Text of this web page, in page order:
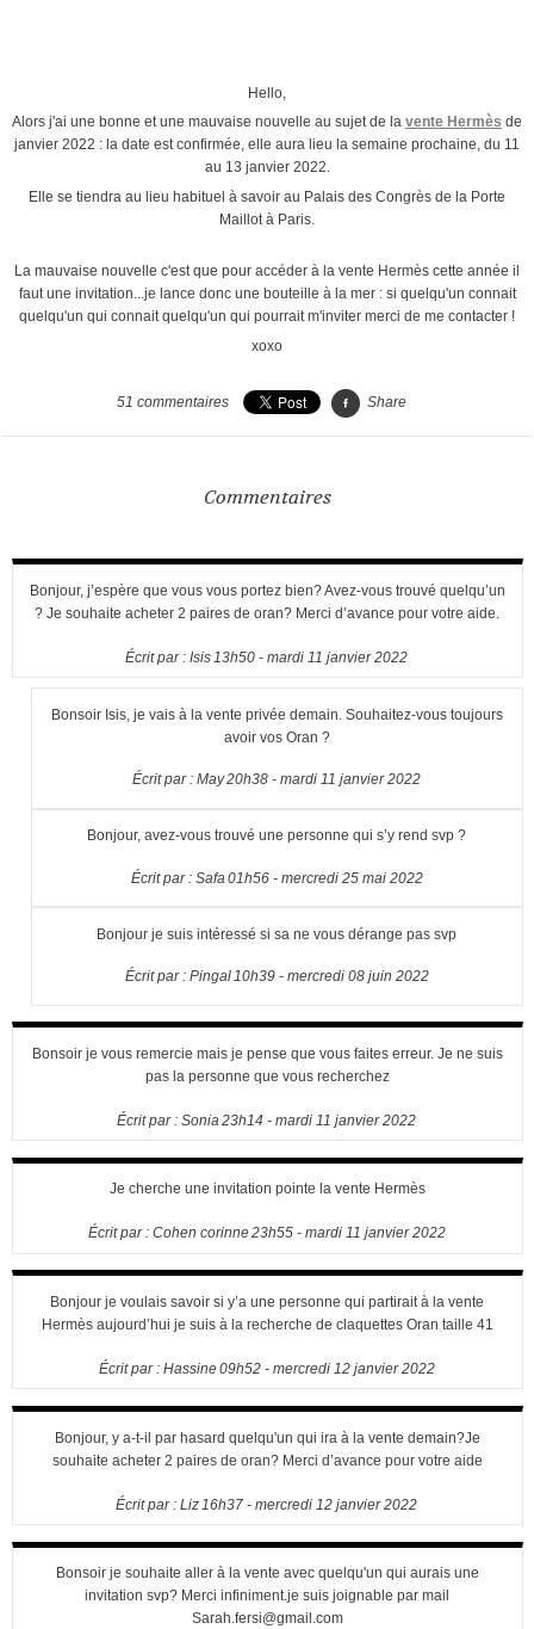
Hello,
Alors j'ai une bonne et une mauvaise nouvelle au sujet de la vente Hermès de
janvier 2022 : la date est confirmée, elle aura lieu la semaine prochaine, du 11
au 13 janvier 2022.
Elle se tiendra au lieu habituel à savoir au Palais des Congrès de la Porte
Maillot à Paris.
La mauvaise nouvelle c'est que pour accéder à la vente Hermès cette année il
faut une invitation...je lance donc une bouteille à la mer : si quelqu'un connait
quelqu'un qui connait quelqu'un qui pourrait m'inviter merci de me contacter !
xoxo
51 commentaires Share
Commentaires
Bonjour, j’espère que vous vous portez bien? Avez-vous trouvé quelqu’un
? Je souhaite acheter 2 paires de oran? Merci d’avance pour votre aide.
Écrit par :Isis 13h50 -mardi 11 janvier 2022
Bonsoir Isis, je vais à la vente privée demain. Souhaitez-vous toujours
avoir vos Oran ?
Écrit par :May20h38 -mardi 11 janvier 2022
Bonjour, avez-vous trouvé une personne qui s’y rend svp ?
Écrit par : Safa 01h56- mercredi 25 mai 2022
Bonjour je suis intéressé si sa ne vous dérange pas svp
Écrit par : Pingal10h39- mercredi 08 juin 2022
Bonsoir je vous remercie mais je pense que vous faites erreur. Je ne suis
pas la personne que vous recherchez
Écrit par :Sonia 23h14 -mardi 11 janvier 2022
Je cherche une invitation pointe la vente Hermès
Écrit par : Cohen corinne23h55- mardi 11 janvier 2022
Bonjour je voulais savoir si y’a une personne qui partirait à la vente
Hermès aujourd’hui je suis à la recherche de claquettes Oran taille 41
Écrit par : Hassine09h52- mercredi 12 janvier 2022
Bonjour, y a-t-il par hasard quelqu'un qui ira à la vente demain?Je
souhaite acheter 2 paires de oran? Merci d’avance pour votre aide
Écrit par :Liz 16h37 -mercredi 12 janvier 2022
Bonsoir je souhaite aller à la vente avec quelqu'un qui aurais une
invitation svp? Merci infiniment.je suis joignable par mail
Sarah.fersi@gmail.com